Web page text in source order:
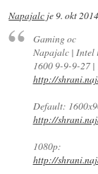
Napajalc je9. okt
Gaming oc
Napajalc | Intel
1600 9-9-9-27 |
http://
Default:
http://
1080p:
http://